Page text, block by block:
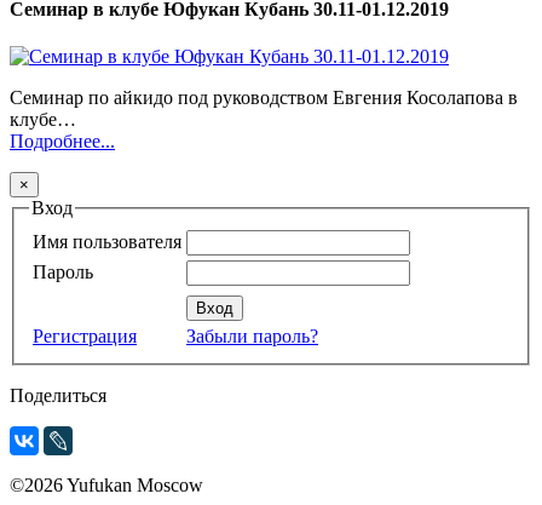
Семинар в клубе Юфукан Кубань 30.11-01.12.2019
Семинар по айкидо под руководством Евгения Косолапова в
клубе…
Подробнее...
×
Вход
Имя пользователя
Пароль
Регистрация Забыли пароль?
Поделиться
©2026 Yufukan Moscow